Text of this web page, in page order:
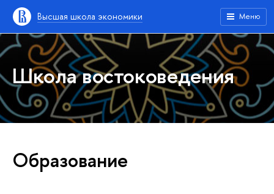
Высшая школа экономики Меню
Школа востоковедения
Образование